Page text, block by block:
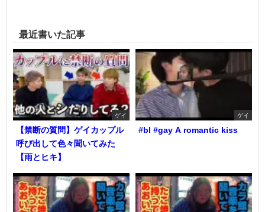
最近書いた記事
ゲイ
【禁断の質問】ゲイカップル
呼び出して色々聞いてみた
【雨とヒキ】
ゲイ
#bl #gay A romantic kiss